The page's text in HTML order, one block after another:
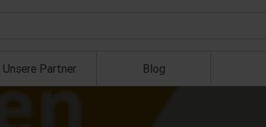
Unsere Partner Blog